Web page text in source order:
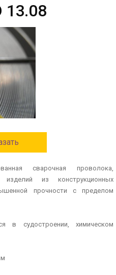
13.08
сварочная проволока,
из конструкционных
прочности с пределом
в судостроении, химическом